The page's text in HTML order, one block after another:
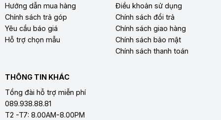
Hướng dẫn mua hàng
Chính sách trả góp
Yêu cầu báo giá
Hỗ trợ chọn mẫu
Điều khoản sử dụng
Chính sách đổi trả
Chính sách giao hàng
Chính sách bảo mật
Chính sách thanh toán
THÔNG TIN KHÁC
Tổng đài hỗ trợ miễn phí
089.938.88.81
T2 -T7: 8.00AM-8.00PM